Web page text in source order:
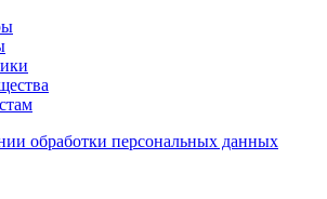
обработки персональных данных